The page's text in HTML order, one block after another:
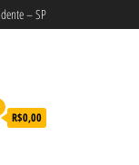
– SP
R$0,00